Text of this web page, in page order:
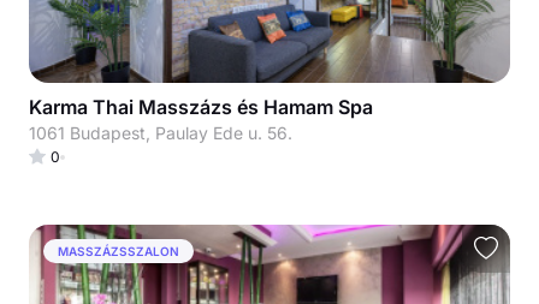
Karma Thai Masszázs és Hamam Spa
1061 Budapest, Paulay Ede u. 56.
0
MASSZÁZSSZALON